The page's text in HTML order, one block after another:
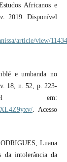
Africanos e
2019. Disponível
article/view/
e umbanda no
v. 18, n. 52, p. 223-
em:
. Acesso
Luana
da intolerância da